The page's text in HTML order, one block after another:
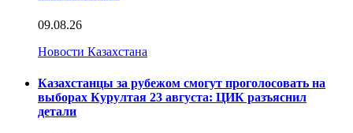
09.08.26
Новости Казахстана
Казахстанцы за рубежом смогут проголосовать на
выборах Курултая 23 августа: ЦИК разъяснил
детали